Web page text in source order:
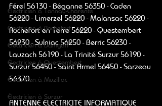
Électricien à Tonnay-Charente
Électricien à Rochefort
Électricien à Damgan
Électricien à Questembert
Électricien à Muzillac
Électricien à Surzur
Férel 56130 - Béganne 56350 - Caden
56220 - Limerzel 56220 - Malansac 56220 -
Rochefort en Terre 56220 - Questembert
56230 - Sulniac 56250 - Berric 56230 -
Lauzach 56190 - La Trinité Surzur 56190 -
Surzur 56450 - Saint Armel 56450 - Sarzeau
56370 .............
ANTENNE ELECTRICITE INFORMATIQUE